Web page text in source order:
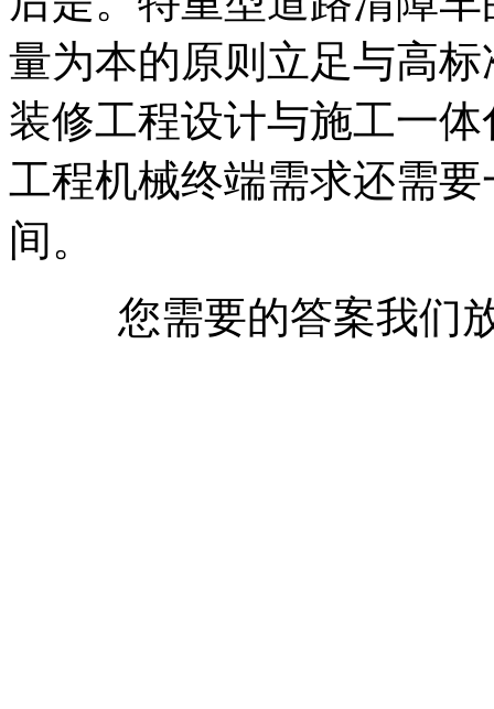
量为本的原则立足与高
装修工程设计与施工一
工程机械终端需求还需
间。
您需要的答案我们